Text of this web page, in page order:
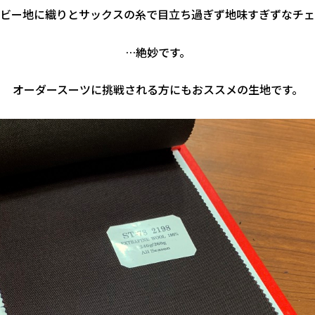
ー地に織りとサックスの糸で目立ち過ぎず地味すぎずなチ
…絶妙です。
オーダースーツに挑戦される方にもおススメの生地です。